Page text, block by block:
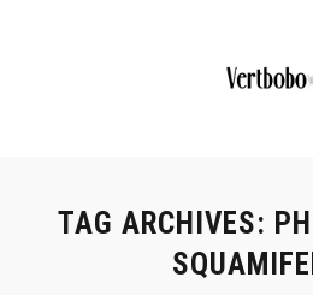
TAG ARCHIVES: